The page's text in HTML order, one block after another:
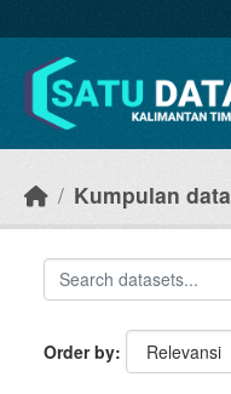
Kumpulan data
Order by